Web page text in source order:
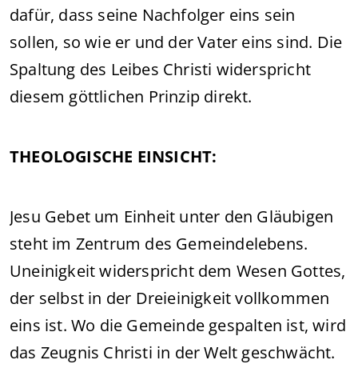
dafür, dass seine Nachfolger eins sein
sollen, so wie er und der Vater eins sind. Die
Spaltung des Leibes Christi widerspricht
diesem göttlichen Prinzip direkt.
THEOLOGISCHE EINSICHT:
Jesu Gebet um Einheit unter den Gläubigen
steht im Zentrum des Gemeindelebens.
Uneinigkeit widerspricht dem Wesen Gottes,
der selbst in der Dreieinigkeit vollkommen
eins ist. Wo die Gemeinde gespalten ist, wird
das Zeugnis Christi in der Welt geschwächt.